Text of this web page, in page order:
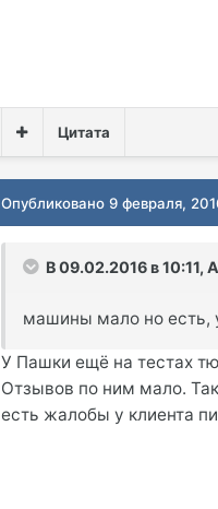
Цитата
Опубликовано9 февраля,
В 09.02.2016 в 10:11,
машины мало но есть,
У Пашки ещё на тестах
Отзывов по ним мало.
есть жалобы у клиента